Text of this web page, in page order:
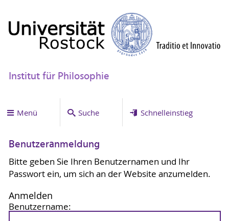
Institut für Philosophie
Menü Suche Schnelleinstieg
Benutzeranmeldung
Bitte geben Sie Ihren Benutzernamen und Ihr
Passwort ein, um sich an der Website anzumelden.
Anmelden
Benutzername: